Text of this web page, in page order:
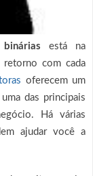
está na
retorno com cada
oferecem um
das principais
Há várias
ajudar você a